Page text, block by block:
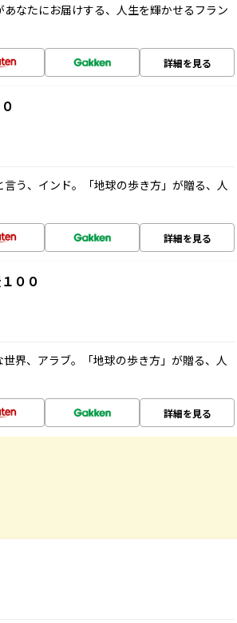
なたにお届けする、人生を輝かせるフラン
詳細を見る
う、インド。「地球の歩き方」が贈る、人
詳細を見る
００
界、アラブ。「地球の歩き方」が贈る、人
詳細を見る